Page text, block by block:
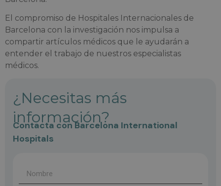
El compromiso de Hospitales Internacionales de
Barcelona con la investigación nos impulsa a
compartir artículos médicos que le ayudarán a
entender el trabajo de nuestros especialistas
médicos.
¿Necesitas más
información?
Contacta con Barcelona International
Hospitals